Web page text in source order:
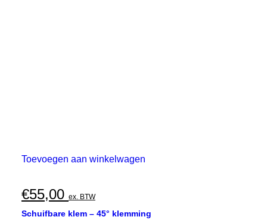
Toevoegen aan winkelwagen
€55,00 ex. BTW
Schuifbare klem – 45° klemming